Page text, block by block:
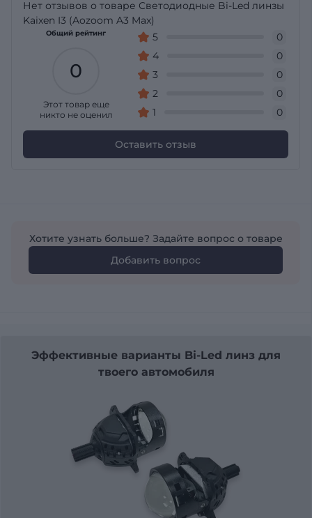
Нет отзывов о товаре Светодиодные Bi-Led линзы
Kaixen I3 (Aozoom A3 Max)
Общий рейтинг
0
Этот товар еще
никто не оценил
5
0
4
0
3
0
2
0
1
0
Оставить отзыв
Хотите узнать больше? Задайте вопрос о товаре
Добавить вопрос
Эффективные варианты Bi-Led линз для
твоего автомобиля